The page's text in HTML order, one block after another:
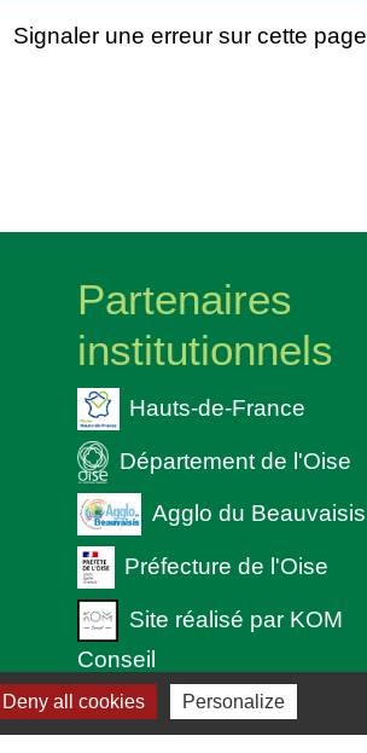
Signaler une erreur sur cette page
Partenaires
institutionnels
Hauts-de-France
Département de l'Oise
Agglo du Beauvaisis
Préfecture de l'Oise
Site réalisé par KOM
Conseil
Deny all cookies Personalize